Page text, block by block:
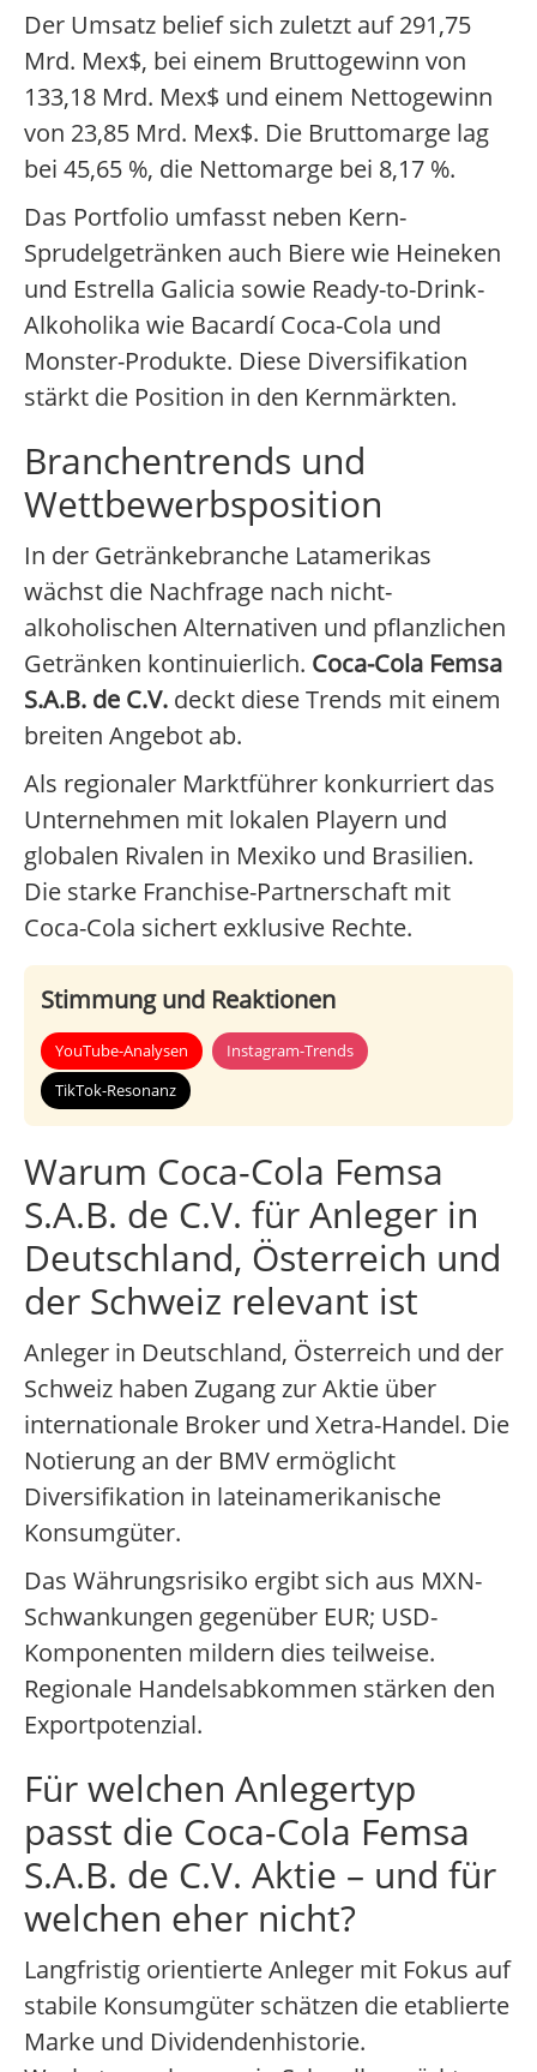
Der Umsatz belief sich zuletzt auf 291,75
Mrd. Mex$, bei einem Bruttogewinn von
133,18 Mrd. Mex$ und einem Nettogewinn
von 23,85 Mrd. Mex$. Die Bruttomarge lag
bei 45,65 %, die Nettomarge bei 8,17 %.
Das Portfolio umfasst neben Kern-
Sprudelgetränken auch Biere wie Heineken
und Estrella Galicia sowie Ready-to-Drink-
Alkoholika wie Bacardí Coca-Cola und
Monster-Produkte. Diese Diversifikation
stärkt die Position in den Kernmärkten.
Branchentrends und
Wettbewerbsposition
In der Getränkebranche Latamerikas
wächst die Nachfrage nach nicht-
alkoholischen Alternativen und pflanzlichen
Getränken kontinuierlich. Coca-Cola Femsa
S.A.B. de C.V. deckt diese Trends mit einem
breiten Angebot ab.
Als regionaler Marktführer konkurriert das
Unternehmen mit lokalen Playern und
globalen Rivalen in Mexiko und Brasilien.
Die starke Franchise-Partnerschaft mit
Coca-Cola sichert exklusive Rechte.
Stimmung und Reaktionen
YouTube-Analysen
Instagram-Trends
TikTok-Resonanz
Warum Coca-Cola Femsa
S.A.B. de C.V. für Anleger in
Deutschland, Österreich und
der Schweiz relevant ist
Anleger in Deutschland, Österreich und der
Schweiz haben Zugang zur Aktie über
internationale Broker und Xetra-Handel. Die
Notierung an der BMV ermöglicht
Diversifikation in lateinamerikanische
Konsumgüter.
Das Währungsrisiko ergibt sich aus MXN-
Schwankungen gegenüber EUR; USD-
Komponenten mildern dies teilweise.
Regionale Handelsabkommen stärken den
Exportpotenzial.
Für welchen Anlegertyp
passt die Coca-Cola Femsa
S.A.B. de C.V. Aktie – und für
welchen eher nicht?
Langfristig orientierte Anleger mit Fokus auf
stabile Konsumgüter schätzen die etablierte
Marke und Dividendenhistorie.